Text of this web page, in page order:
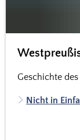
Geschichte
Nicht in